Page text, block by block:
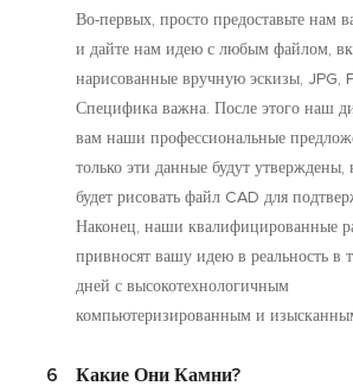
Во-первых, просто предоставьте нам
и дайте нам идею с любым файлом,
нарисованные вручную эскизы, JPG,
Специфика важна. После этого наш
вам наши профессиональные
только эти данные будут
будет рисовать файл CAD для
Наконец, наши квалифицированные
привносят вашу идею в реальность в
дней с высокотехнологичным
компьютеризированным и
6 Какие Они Камни?